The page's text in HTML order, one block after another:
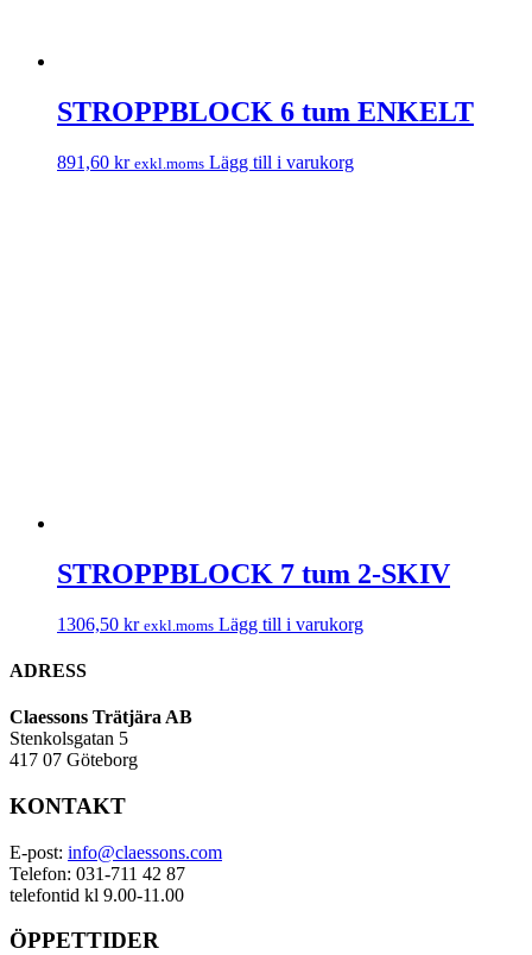
STROPPBLOCK 6 tum ENKELT
891,60 kr exkl.moms Lägg till i varukorg
STROPPBLOCK 7 tum 2-SKIV
1306,50 kr exkl.moms Lägg till i varukorg
ADRESS
Claessons Trätjära AB
Stenkolsgatan 5
417 07 Göteborg
KONTAKT
E-post: info@claessons.com
Telefon: 031-711 42 87
telefontid kl 9.00-11.00
ÖPPETTIDER